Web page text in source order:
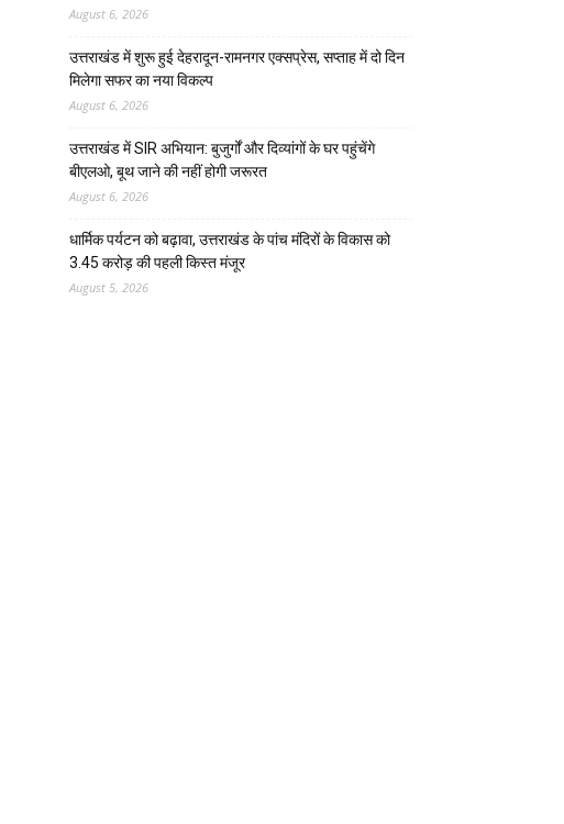
August 6, 2026
उत्तराखंड में शुरू हुई देहरादून-रामनगर एक्सप्रेस, सप्ताह में दो दिन
मिलेगा सफर का नया विकल्प
August 6, 2026
उत्तराखंड में SIR अभियान: बुजुर्गों और दिव्यांगों के घर पहुंचेंगे
बीएलओ, बूथ जाने की नहीं होगी जरूरत
August 6, 2026
धार्मिक पर्यटन को बढ़ावा, उत्तराखंड के पांच मंदिरों के विकास को
3.45 करोड़ की पहली किस्त मंजूर
August 5, 2026